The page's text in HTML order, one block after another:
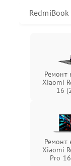
RedmiBook
Ремонт
Xiaomi
16
Ремонт
Xiaomi
Pro